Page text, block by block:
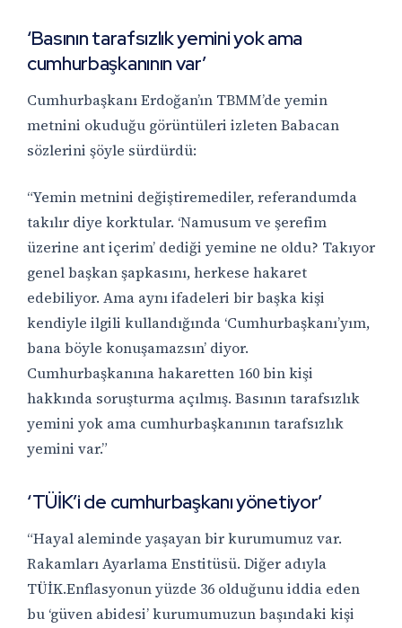
‘Basının tarafsızlık yemini yok ama
cumhurbaşkanının var’
Cumhurbaşkanı Erdoğan’ın TBMM’de yemin
metnini okuduğu görüntüleri izleten Babacan
sözlerini şöyle sürdürdü:
“Yemin metnini değiştiremediler, referandumda
takılır diye korktular. ‘Namusum ve şerefim
üzerine ant içerim’ dediği yemine ne oldu? Takıyor
genel başkan şapkasını, herkese hakaret
edebiliyor. Ama aynı ifadeleri bir başka kişi
kendiyle ilgili kullandığında ‘Cumhurbaşkanı’yım,
bana böyle konuşamazsın’ diyor.
Cumhurbaşkanına hakaretten 160 bin kişi
hakkında soruşturma açılmış. Basının tarafsızlık
yemini yok ama cumhurbaşkanının tarafsızlık
yemini var.”
‘TÜİK’i de cumhurbaşkanı yönetiyor’
“Hayal aleminde yaşayan bir kurumumuz var.
Rakamları Ayarlama Enstitüsü. Diğer adıyla
TÜİK.Enflasyonun yüzde 36 olduğunu iddia eden
bu ‘güven abidesi’ kurumumuzun başındaki kişi